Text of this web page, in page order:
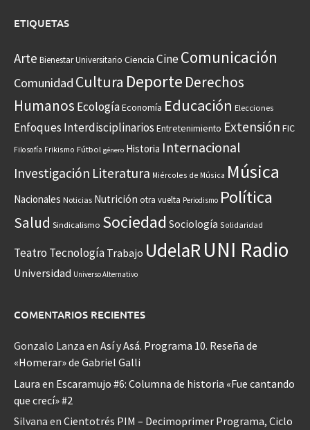
ETIQUETAS
Arte Bienestar Universitario Ciencia CineComunicación
Comunidad Cultura Deporte Derechos
Humanos EcologíaEconomía Educación Elecciones
Enfoques Interdisciplinarios Entretenimiento Extensión FIC
Filosofía Frikismo Fútbol género Historia Internacional
Investigación Literatura Miércoles de Música Música
Nacionales Noticias Nutrición otra vuelta Periodismo Política
Salud Sindicalismo Sociedad Sociología Solidaridad
Teatro Tecnología Trabajo UdelaRUNI Radio
Universidad Universo Alternativo
COMENTARIOS RECIENTES
Gonzalo Lanza en Así y Asá. Programa 10. Reseña de
«Homerar» de Gabriel Galli
Laura en Escaramujo #6: Columna de historia «Fue cantando
que crecí» #2
Silvana en Cientotrés PIM – Decimoprimer Programa, Ciclo